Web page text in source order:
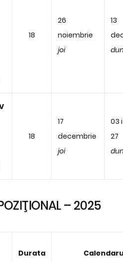
18
26
noiembrie
joi
13
18
17
decembrie
joi
03
27
– 2025
Durata